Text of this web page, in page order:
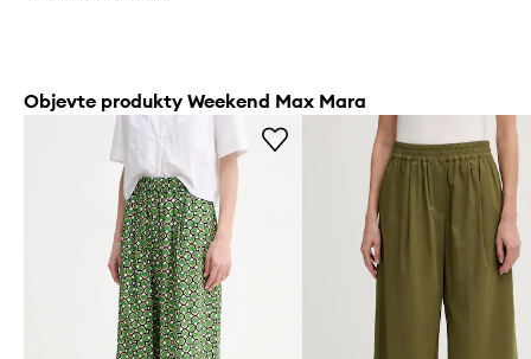
Objevte produkty Weekend Max Mara